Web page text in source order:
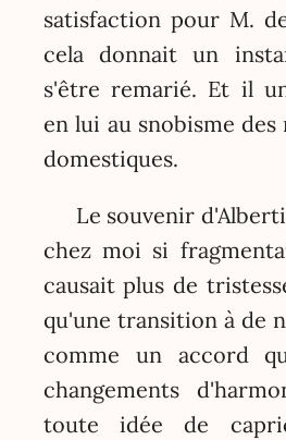
satisfaction pour M.
cela donnait un
s'être remarié. Et il
en lui au snobisme
domestiques.
Le souvenir
chez moi si
causait plus de
qu'une transition à de
comme un accord
changements
toute idée de